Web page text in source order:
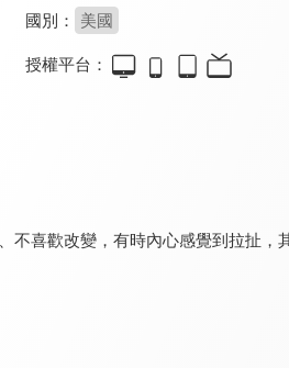
國別： 美國
授權平台：
不喜歡改變，有時內心感覺到拉扯，